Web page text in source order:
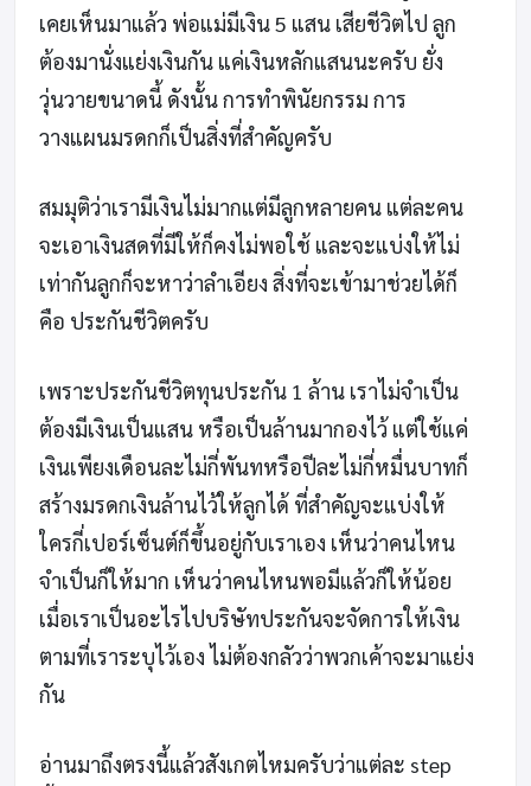
เคยเห็นมาแล้ว พ่อแม่มีเงิน 5 แสน เสียชีวิตไป ลูก
ต้องมานั่งแย่งเงินกัน แค่เงินหลักแสนนะครับ ยั่ง
วุ่นวายขนาดนี้ ดังนั้น การทำพินัยกรรม การ
วางแผนมรดกก็เป็นสิ่งที่สำคัญครับ
สมมุติว่าเรามีเงินไม่มากแต่มีลูกหลายคน แต่ละคน
จะเอาเงินสดที่มีให้ก็คงไม่พอใช้ และจะแบ่งให้ไม่
เท่ากันลูกก็จะหาว่าลำเอียง สิ่งที่จะเข้ามาช่วยได้ก็
คือ ประกันชีวิตครับ
เพราะประกันชีวิตทุนประกัน 1 ล้าน เราไม่จำเป็น
ต้องมีเงินเป็นแสน หรือเป็นล้านมากองไว้ แต่ใช้แค่
เงินเพียงเดือนละไม่กี่พันทหรือปีละไม่กี่หมื่นบาทก็
สร้างมรดกเงินล้านไว้ให้ลูกได้ ที่สำคัญจะแบ่งให้
ใครกี่เปอร์เซ็นต์ก็ขึ้นอยู่กับเราเอง เห็นว่าคนไหน
จำเป็นก็ให้มาก เห็นว่าคนไหนพอมีแล้วก็ให้น้อย
เมื่อเราเป็นอะไรไปบริษัทประกันจะจัดการให้เงิน
ตามที่เราระบุไว้เอง ไม่ต้องกลัวว่าพวกเค้าจะมาแย่ง
กัน
อ่านมาถึงตรงนี้แล้วสังเกตไหมครับว่าแต่ละ step